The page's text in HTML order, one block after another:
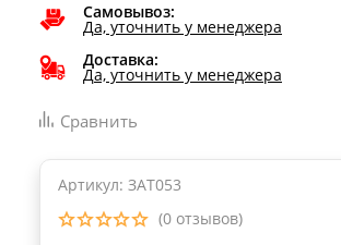
Самовывоз:
Да, уточнить у менеджера
Доставка:
Да, уточнить у менеджера
Сравнить
Артикул: ЗАТ053
(0 отзывов)